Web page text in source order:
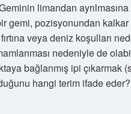
limandan
gemi, pozisyonundan
veya deniz koşulları
nedeniyle de
bağlanmış ipi çıkarmak
hangi terim ifade